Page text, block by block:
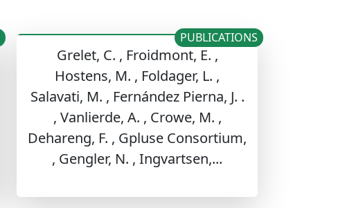
Grelet, C. , Froidmont, E. ,
Hostens, M. , Foldager, L. ,
Salavati, M. , Fernández Pierna, J. .
, Vanlierde, A. , Crowe, M. ,
Dehareng, F. , Gpluse Consortium,
, Gengler, N. , Ingvartsen,...
PUBLICATIONS